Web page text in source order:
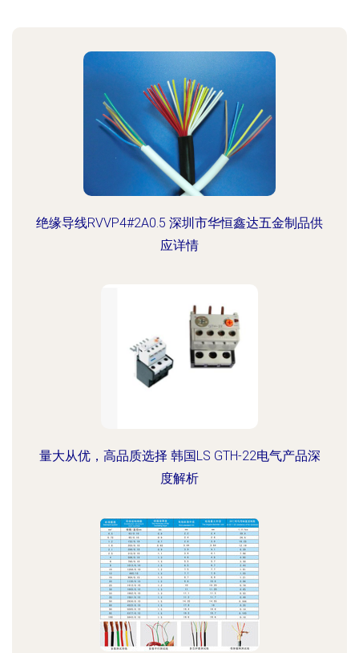
绝缘导线RVVP4#2A0.5 深圳市华恒鑫达五金制品供
应详情
量大从优，高品质选择 韩国LS GTH-22电气产品深
度解析